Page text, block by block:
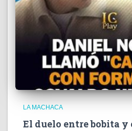
LA MACHACA
El duelo entre bobita